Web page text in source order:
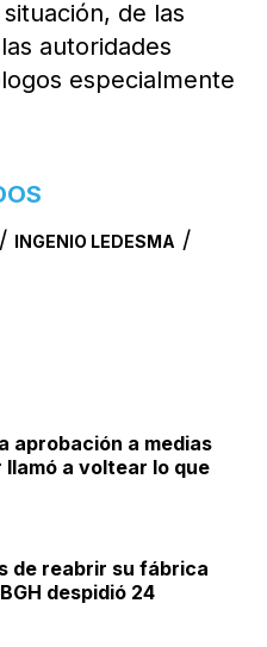
de las
autoridades
especialmente
/ INGENIO LEDESMA /
aprobación a medias
llamó a voltear lo que
de reabrir su fábrica
despidió 24